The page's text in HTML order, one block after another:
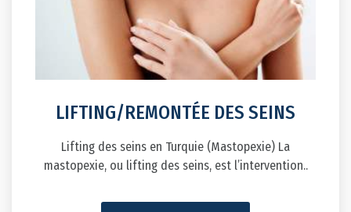
LIFTING/REMONTÉE DES SEINS
Lifting des seins en Turquie (Mastopexie) La
mastopexie, ou lifting des seins, est l’intervention..